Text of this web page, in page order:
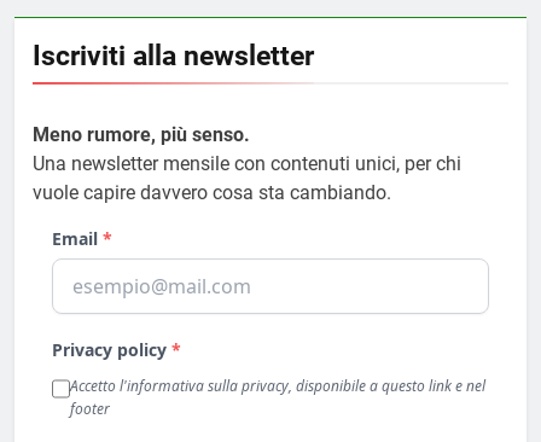
Iscriviti alla newsletter
Meno rumore, più senso.
Una newsletter mensile con contenuti unici, per chi
vuole capire davvero cosa sta cambiando.